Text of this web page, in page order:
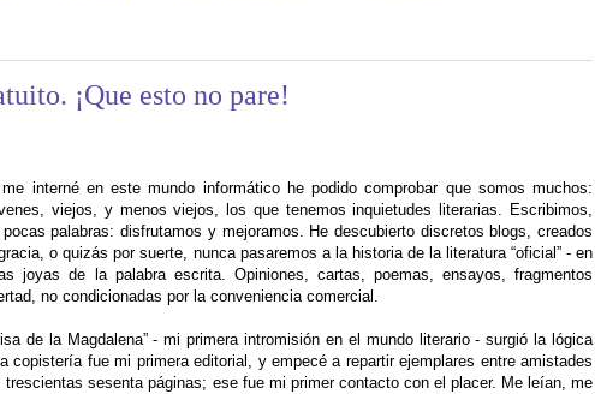
¡Que esto no pare!
interné en este mundo informático he podido comprobar que somos muchos:
viejos, y menos viejos, los que tenemos inquietudes literarias. Escribimos,
palabras: disfrutamos y mejoramos. He descubierto discretos blogs, creados
o quizás por suerte, nunca pasaremos a la historia de la literatura “oficial” - en
joyas de la palabra escrita. Opiniones, cartas, poemas, ensayos, fragmentos
no condicionadas por la conveniencia comercial.
de la Magdalena” - mi primera intromisión en el mundo literario - surgió la lógica
copistería fue mi primera editorial, y empecé a repartir ejemplares entre amistades
sesenta páginas; ese fue mi primer contacto con el placer. Me leían, me